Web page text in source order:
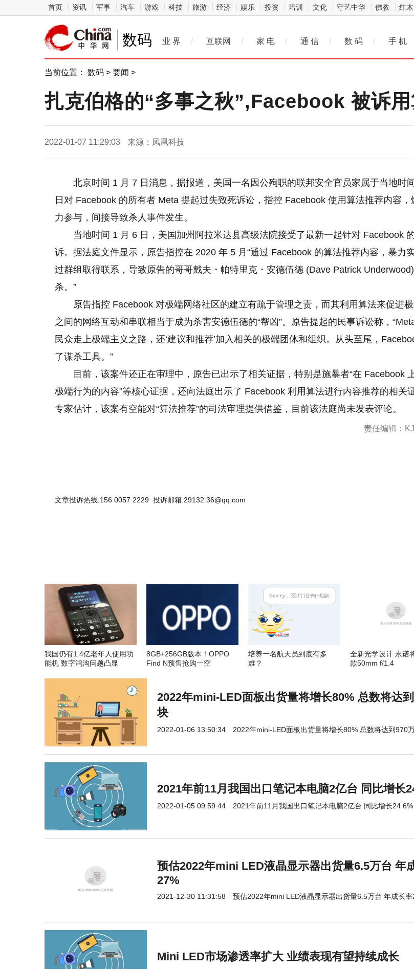
首页 资讯 军事 汽车 游戏 科技 旅游 经济 娱乐 投资 培训 文化 守艺中华 佛教 红木
数码 业 界 / 互联网 / 家 电 / 通 信 / 数 码 / 手 机
当前位置： 数码 > 要闻 >
扎克伯格的“多事之秋”,Facebook 被诉用
2022-01-07 11:29:03 来源：凤凰科技
北京时间 1 月 7 日消息，据报道，美国一名因公殉职的联邦安全官员家属于当地时
日对 Facebook 的所有者 Meta 提起过失致死诉讼，指控 Facebook 使用算法推荐内容，
力参与，间接导致杀人事件发生。
当地时间 1 月 6 日，美国加州阿拉米达县高级法院接受了最新一起针对 Facebook
诉。据法庭文件显示，原告指控在 2020 年 5 月“通过 Facebook 的算法推荐内容，暴力
过群组取得联系，导致原告的哥哥戴夫・帕特里克・安德伍德 (Dave Patrick
杀。”
原告指控 Facebook 对极端网络社区的建立有疏于管理之责，而其利用算法来促进
之间的网络互动和串联相当于成为杀害安德伍德的“帮凶”。原告提起的民事诉讼称，
民众走上极端主义之路，还‘建议和推荐’加入相关的极端团体和组织。从头至尾，
了谋杀工具。”
目前，该案件还正在审理中，原告已出示了相关证据，特别是施暴者“在 Facebook
极端行为的内容”等核心证据，还向法庭出示了 Facebook 利用算法进行内容推荐的相关证
专家估计，该案有空能对“算法推荐”的司法审理提供借鉴，目前该法庭尚未发表评论。
责任编辑：
文章投诉热线:156 0057 2229 投诉邮箱:29132 36@qq.com
我国仍有1.4亿老年人使用功
能机 数字鸿沟问题凸显
8GB+256GB版本！OPPO
Find N预售抢购一空
培养一名航天员到底有多
难？
全新光学设计 永诺
款50mm f/1.4
2022年mini-LED面板出货量将增长80% 总数将达
块
2022-01-06 13:50:34 2022年mini-LED面板出货量将增长80% 总数将达到970
2021年前11月我国出口笔记本电脑2亿台 同比增长
2022-01-05 09:59:44 2021年前11月我国出口笔记本电脑2亿台 同比增长24.6%
预估2022年mini LED液晶显示器出货量6.5万台 年
27%
2021-12-30 11:31:58 预估2022年mini LED液晶显示器出货量6.5万台 年成长率
Mini LED市场渗透率扩大 业绩表现有望持续成长